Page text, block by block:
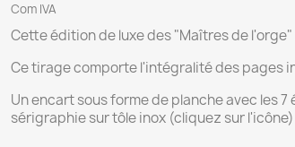
Com IVA
Cette édition de luxe des "Maîtres de
Ce tirage comporte l'intégralité des pages
Un encart sous forme de planche avec les
sérigraphie sur tôle inox (cliquez sur